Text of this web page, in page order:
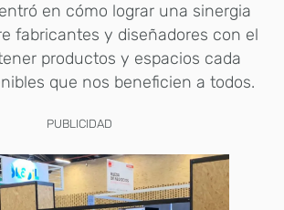
en cómo lograr una sinergia
fabricantes y diseñadores con el
productos y espacios cada
que nos beneficien a todos.
PUBLICIDAD